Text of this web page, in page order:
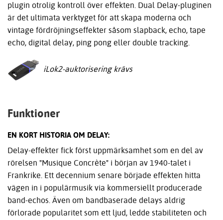
plugin otrolig kontroll över effekten. Dual Delay-pluginen
är det ultimata verktyget för att skapa moderna och
vintage fördröjningseffekter såsom slapback, echo, tape
echo, digital delay, ping pong eller double tracking.
iLok2-auktorisering krävs
Funktioner
EN KORT HISTORIA OM DELAY:
Delay-effekter fick först uppmärksamhet som en del av
rörelsen "Musique Concrète" i början av 1940-talet i
Frankrike. Ett decennium senare började effekten hitta
vägen in i populärmusik via kommersiellt producerade
band-echos. Även om bandbaserade delays aldrig
förlorade popularitet som ett ljud, ledde stabiliteten och